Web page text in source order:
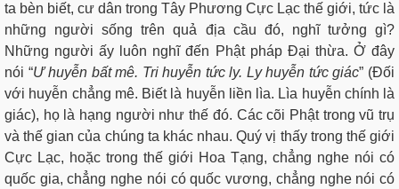
ta bèn biết, cư dân trong Tây Phương Cực Lạc thế giới, tức là
những người sống trên quả địa cầu đó, nghĩ tưởng gì?
Những người ấy luôn nghĩ đến Phật pháp Đại thừa. Ở đây
nói “Ư huyễn bất mê. Tri huyễn tức ly. Ly huyễn tức giác” (Đối
với huyễn chẳng mê. Biết là huyễn liền lìa. Lìa huyễn chính là
giác), họ là hạng người như thế đó. Các cõi Phật trong vũ trụ
và thế gian của chúng ta khác nhau. Quý vị thấy trong thế giới
Cực Lạc, hoặc trong thế giới Hoa Tạng, chẳng nghe nói có
quốc gia, chẳng nghe nói có quốc vương, chẳng nghe nói có